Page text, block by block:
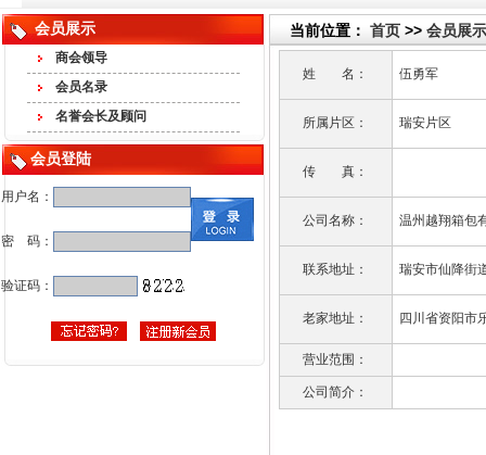
会员展示
商会领导
会员名录
名誉会长及顾问
会员登陆
用户名：
密 码：
验证码：
当前位置： 首页 >> 会员展示
姓 名： 伍勇军
所属片区： 瑞安片区
传 真：
公司名称： 温州越翔箱包
联系地址： 瑞安市仙降街
老家地址： 四川省资阳市
营业范围：
公司简介：